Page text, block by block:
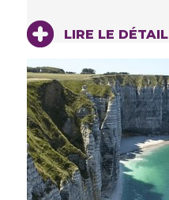
LIRE LE DÉTAIL